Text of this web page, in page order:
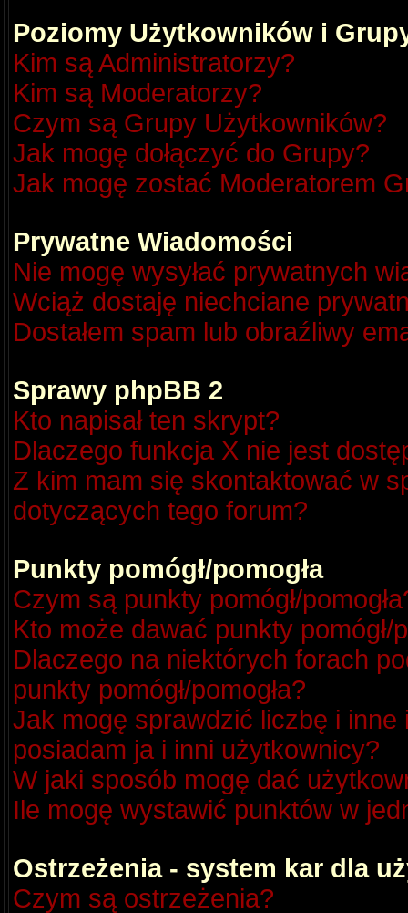
Poziomy Użytkowników i
Kim są Administratorzy?
Kim są Moderatorzy?
Czym są Grupy Użytkowników?
Jak mogę dołączyć do Grupy?
Jak mogę zostać Moderatorem
Prywatne Wiadomości
Nie mogę wysyłać prywatnych
Wciąż dostaję niechciane
Dostałem spam lub obraźliwy
Sprawy phpBB 2
Kto napisał ten skrypt?
Dlaczego funkcja X nie jest
Z kim mam się skontaktować w
dotyczących tego forum?
Punkty pomógł/pomogła
Czym są punkty pomógł/
Kto może dawać punkty pomógł/
Dlaczego na niektórych forach
punkty pomógł/pomogła?
Jak mogę sprawdzić liczbę i
posiadam ja i inni użytkownicy?
W jaki sposób mogę dać
Ile mogę wystawić punktów w
Ostrzeżenia - system kar dla
Czym są ostrzeżenia?